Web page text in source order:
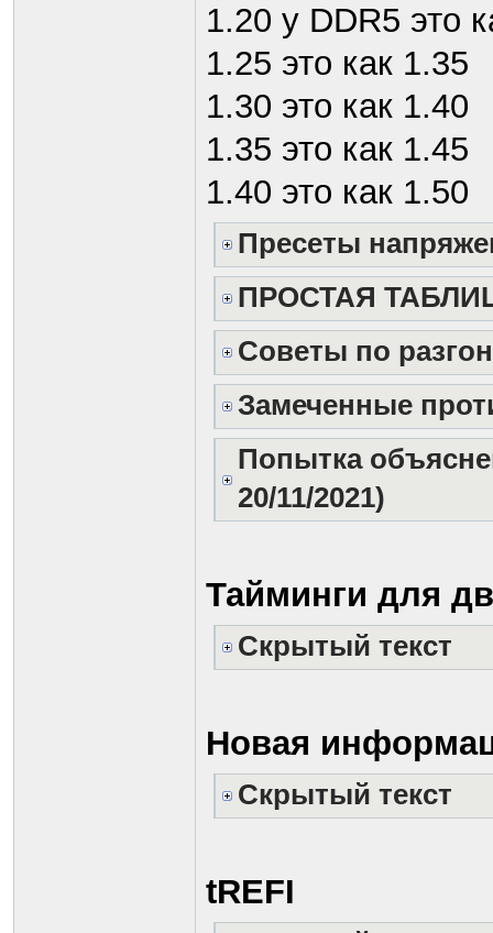
1.20 у DDR5 это
1.25 это как 1.35
1.30 это как 1.40
1.35 это как 1.45
1.40 это как 1.50
Пресеты
ПРОСТАЯ
Советы по
Замеченные
Попытка
20/11/2021)
Тайминги для
Скрытый текст
Новая
Скрытый текст
tREFI